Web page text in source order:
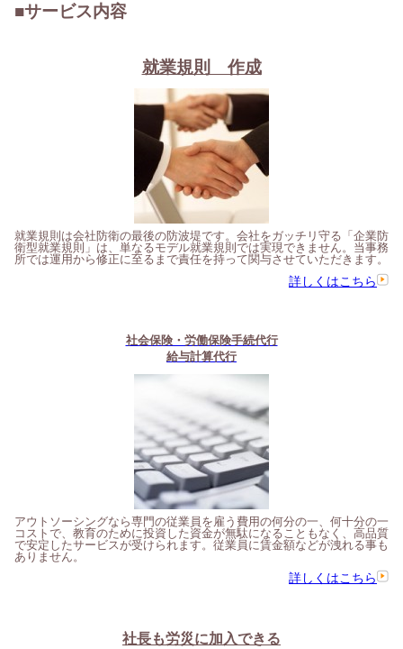
■サービス内容
就業規則 作成
就業規則は会社防衛の最後の防波堤です。会社をガッチリ守る「企業防
衛型就業規則」は、単なるモデル就業規則では実現できません。当事務
所では運用から修正に至るまで責任を持って関与させていただきます。
詳しくはこちら
社会保険・労働保険手続代行
給与計算代行
アウトソーシングなら専門の従業員を雇う費用の何分の一、何十分の一
コストで、教育のために投資した資金が無駄になることもなく、高品質
で安定したサービスが受けられます。従業員に賃金額などが洩れる事も
ありません。
詳しくはこちら
社長も労災に加入できる